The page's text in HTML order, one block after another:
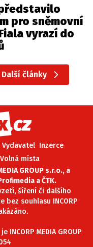
pro sněmovní
vyrazí do
Další články
Vydavatel Inzerce
Volná místa
GROUP s.r.o., a
a ČTK.
šíření či dalšího
souhlasu INCORP
MEDIA GROUP